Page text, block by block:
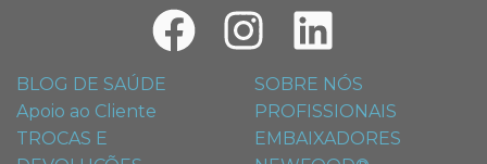
BLOG DE SAÚDE
Apoio ao Cliente
TROCAS E
SOBRE NÓS
PROFISSIONAIS
EMBAIXADORES